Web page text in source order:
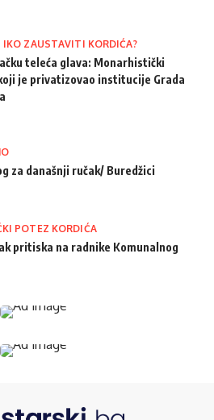
IKO ZAUSTAVITI KORDIĆA?
teleća glava: Monarhistički
je privatizovao institucije Grada
za današnji ručak/ Buredžici
POTEZ KORDIĆA
pritiska na radnike Komunalnog